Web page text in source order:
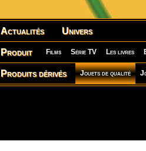
Actualités Univers
Produit Films Série TV Les livres
Produits dérivés Jouets de qualité